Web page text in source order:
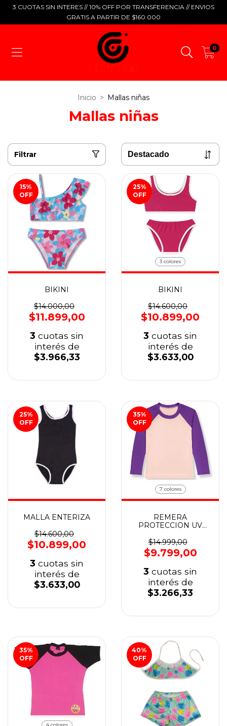
3 CUOTAS SIN INTERES // 10% OFF POR TRANSFERENCIA // ENVIOS
GRATIS A PARTIR DE $160.000
0
Inicio > Mallas niñas
Mallas niñas
Filtrar
15%
OFF
BIKINI
$14.000,00
$11.899,00
3 cuotas sin
interés de
$3.966,33
25%
OFF
3 colores
BIKINI
$14.600,00
$10.899,00
3 cuotas sin
interés de
$3.633,00
25%
OFF
MALLA ENTERIZA
$14.600,00
$10.899,00
3 cuotas sin
interés de
$3.633,00
35%
OFF
7 colores
REMERA
PROTECCION UV
$14.999,00
$9.799,00
3 cuotas sin
interés de
$3.266,33
35%
OFF
40%
OFF